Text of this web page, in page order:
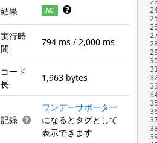
結果 AC
実行時
間
794 ms / 2,000 ms
コード
長
1,963 bytes
記録
ワンデーサポーター
になるとタグとして
表示できます